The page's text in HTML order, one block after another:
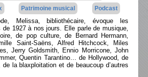
Patrimoine musical Podcast
Melissa, bibliothécaire, évoque les
1927 à nos jours. Elle parle de musique,
de pop culture, de Bernard Hermann,
Saint-Saëns, Alfred Hitchcock, Miles
Jerry Goldsmith, Ennio Morricone, John
Quentin Tarantino… de Hollywood, de
de la blaxploitation et de beaucoup d’autres